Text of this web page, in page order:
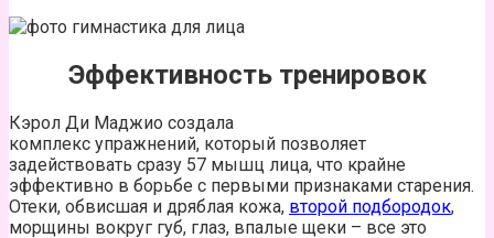
Эффективность тренировок
Кэрол Ди Маджио создала
комплекс упражнений, который позволяет
задействовать сразу 57 мышц лица, что крайне
эффективно в борьбе с первыми признаками старения.
Отеки, обвисшая и дряблая кожа, второй подбородок,
морщины вокруг губ, глаз, впалые щеки – все это